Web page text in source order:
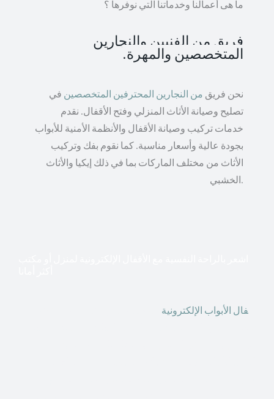
ما هى أعمالنا وخدماتنا التي نوفرها ؟
فريق من الفنيين والنجارين
المتخصصين والمهرة.
نحن فريق من النجارين المحترفين المتخصصين في
تصليح وصيانة الأثاث المنزلي وفتح الأقفال. نقدم
خدمات تركيب وصيانة الأقفال والأنظمة الأمنية للأبواب
بجودة عالية وأسعار مناسبة. كما نقوم بفك وتركيب
الأثاث من مختلف الماركات بما في ذلك إيكيا والأثاث
الخشبي.
فال الأبواب الإلكترونية